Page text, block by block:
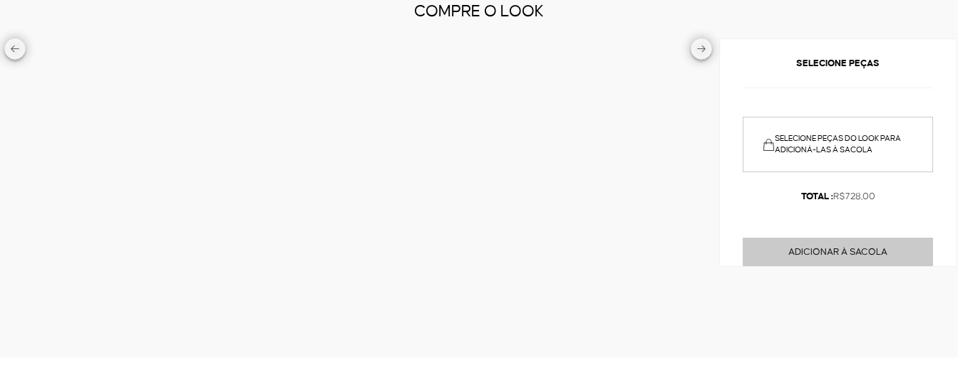
COMPRE O LOOK
SELECIONE PEÇAS
SELECIONE PEÇAS DO LOOK PARA
ADICIONÁ-LAS À SACOLA
TOTAL :R$728,00
ADICIONAR À SACOLA